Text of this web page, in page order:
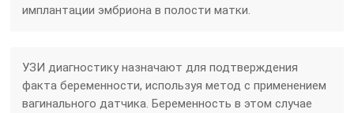
имплантации эмбриона в полости матки.
УЗИ диагностику назначают для подтверждения
факта беременности, используя метод с применением
вагинального датчика. Беременность в этом случае